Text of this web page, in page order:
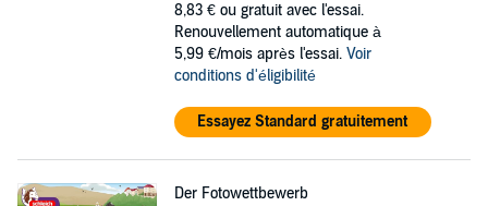
8,83 € ou gratuit avec l'essai.
Renouvellement automatique à
5,99 €/mois après l'essai. Voir
conditions d'éligibilité
Essayez Standard gratuitement
Der Fotowettbewerb